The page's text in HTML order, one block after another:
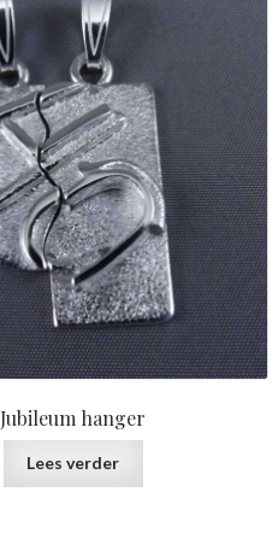
Jubileum hanger
Lees verder